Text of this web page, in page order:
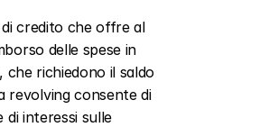
credito che offre al
delle spese in
richiedono il saldo
revolving consente di
di interessi sulle